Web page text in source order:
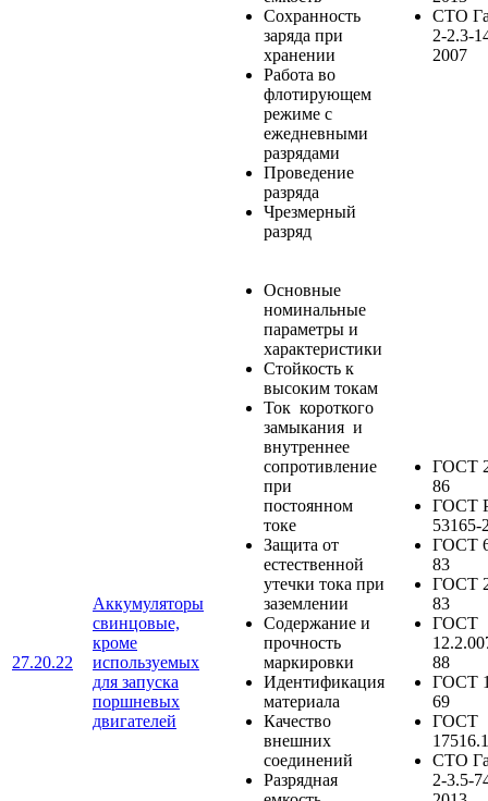
Сохранность
заряда при
хранении
Работа во
флотирующем
режиме с
ежедневными
разрядами
Проведение
разряда
Чрезмерный
разряд
СТО
2-2.3-
2007
27.20.22
Аккумуляторы
свинцовые,
кроме
используемых
для запуска
поршневых
двигателей
Основные
номинальные
параметры и
характеристики
Стойкость к
высоким токам
Ток короткого
замыкания и
внутреннее
сопротивление
при
постоянном
токе
Защита от
естественной
утечки тока при
заземлении
Содержание и
прочность
маркировки
Идентификация
материала
Качество
внешних
соединений
Разрядная
ГОСТ
86
ГОСТ
53165-
ГОСТ
83
ГОСТ
83
ГОСТ
88
ГОСТ
69
ГОСТ
СТО
2-3.5-